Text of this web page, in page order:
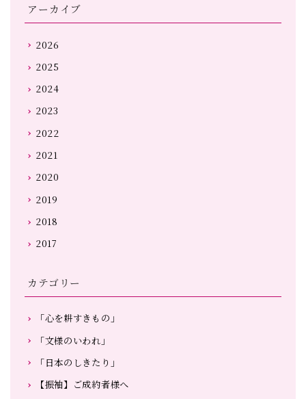
アーカイブ
2026
2025
2024
2023
2022
2021
2020
2019
2018
2017
カテゴリー
「心を耕すきもの」
「文様のいわれ」
「日本のしきたり」
【振袖】ご成約者様へ